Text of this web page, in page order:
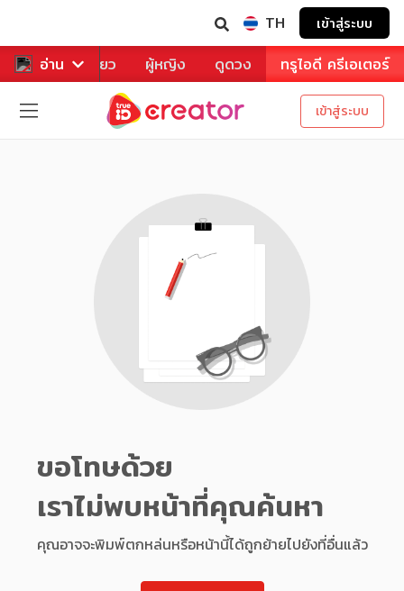
TH เข้าสู่ระบบ
อ่าน
หาร ท่องเที่ยว ผู้หญิง ดูดวง ทรูไอดี ครีเอเตอร์
เข้าสู่ระบบ
ขอโทษด้วย
เราไม่พบหน้าที่คุณค้นหา
คุณอาจจะพิมพ์ตกหล่นหรือหน้านี้ได้ถูกย้ายไปยังที่อื่นแล้ว